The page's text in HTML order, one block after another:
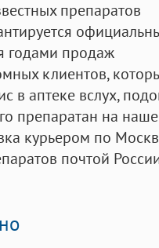
препаратов
годами продаж
клиентов,
в аптеке вслух,
препаратан на
курьером по
почтой